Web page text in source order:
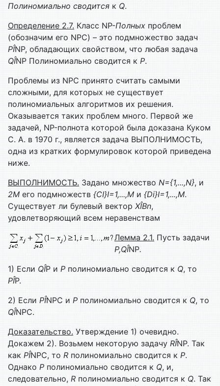
Полиномиально сводится к Q.
Определение 2.7. Класс NP-Полных проблем
(обозначим его NPC) – это подмножество задач
PÎNP, обладающих свойством, что любая задача
QÎNP Полиномиально сводится к P.
Проблемы из NPC принято считать самыми
сложными, для которых не существует
полиномиальных алгоритмов их решения.
Оказывается таких проблем много. Первой же
задачей, NP-полнота которой была доказана Куком
С. А. в 1970 г., является задача ВЫПОЛНИМОСТЬ,
одна из кратких формулировок которой приведена
ниже.
ВЫПОЛНИМОСТЬ. Задано множество N={1,...,N}, и
2M его подмножеств {CI}I=1,...,M и {Di}I=1,...,M.
Существует ли булевый вектор XÎBn,
удовлетворяющий всем неравенствам
Лемма 2.1. Пусть задачи
P,QÎNP.
1) Если QÎP и P полиномиально сводится к Q, то
PÎP.
2) Если PÎNPC и P полиномиально сводится к Q, то
QÎNPC.
Доказательство. Утверждение 1) очевидно.
Докажем 2). Возьмем некоторую задачу RÎNP. Так
как PÎNPC, то R полиномиально сводится к P.
Однако P полиномиально сводится к Q, и,
следовательно, R полиномиально сводится к Q. Так